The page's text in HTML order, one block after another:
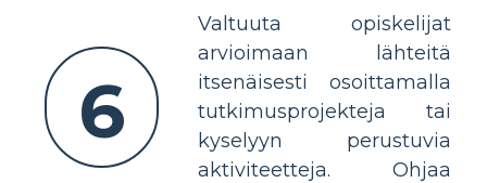
6
Valtuuta opiskelijat
arvioimaan lähteitä
itsenäisesti osoittamalla
tutkimusprojekteja tai
kyselyyn perustuvia
aktiviteetteja. Ohjaa